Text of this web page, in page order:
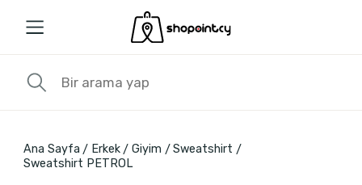
Ana Sayfa Erkek Giyim
Sweatshirt
Sweatshirt PETROL